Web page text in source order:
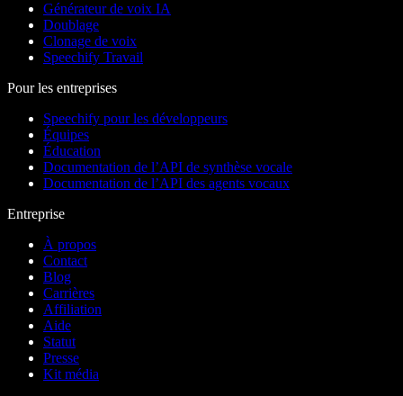
Générateur de voix IA
Doublage
Clonage de voix
Speechify Travail
Pour les entreprises
Speechify pour les développeurs
Équipes
Éducation
Documentation de l’API de synthèse vocale
Documentation de l’API des agents vocaux
Entreprise
À propos
Contact
Blog
Carrières
Affiliation
Aide
Statut
Presse
Kit média